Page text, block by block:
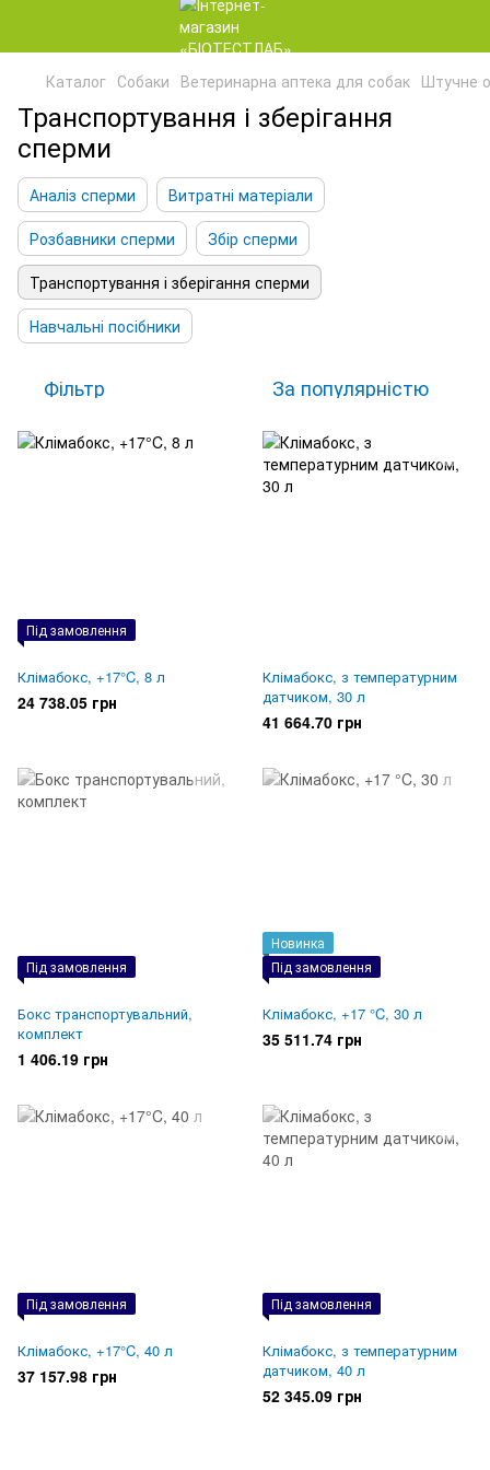
Каталог Собаки Ветеринарна аптека для собак Штучне
Транспортування і зберігання
сперми
Аналіз сперми
Витратні матеріали
Розбавники сперми
Збір сперми
Транспортування і зберігання сперми
Навчальні посібники
Фільтр За популярністю
Під замовлення
Клімабокс, +17°C, 8 л
24 738.05 грн
Клімабокс, з температурним
датчиком, 30 л
41 664.70 грн
Під замовлення
Бокс транспортувальний,
комплект
1 406.19 грн
Новинка
Під замовлення
Клімабокс, +17 °C, 30 л
35 511.74 грн
Під замовлення
Клімабокс, +17°C, 40 л
37 157.98 грн
Під замовлення
Клімабокс, з температурним
датчиком, 40 л
52 345.09 грн